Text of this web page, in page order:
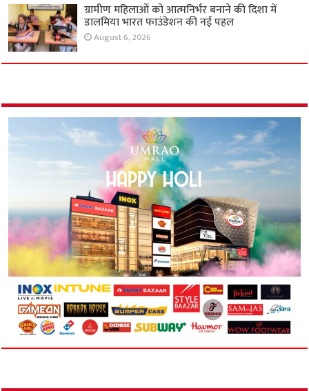
ग्रामीण महिलाओं को आत्मनिर्भर बनाने की दिशा में
डालमिया भारत फाउंडेशन की नई पहल
August 6, 2026